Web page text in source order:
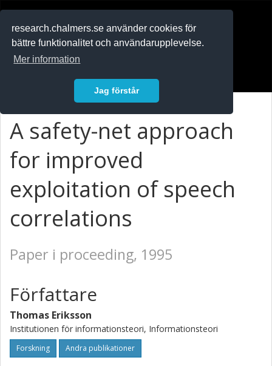
research.chalmers.se använder cookies för
bättre funktionalitet och användarupplevelse.
Mer information
Jag förstår
A safety-net approach
for improved
exploitation of speech
correlations
Paper i proceeding, 1995
Författare
Thomas Eriksson
Institutionen för informationsteori, Informationsteori
Forskning Andra publikationer